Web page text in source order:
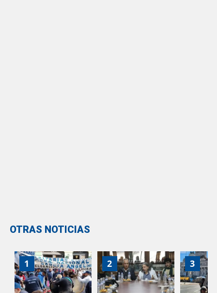
OTRAS NOTICIAS
1 2 3